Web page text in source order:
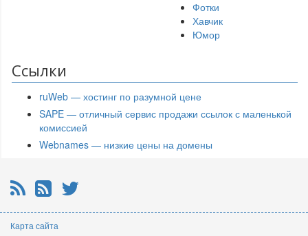
Фотки
Хавчик
Юмор
Ссылки
ruWeb — хостинг по разумной цене
SAPE — отличный сервис продажи ссылок с маленькой
комиссией
Webnames — низкие цены на домены
RSS Почтовая рассылка
Карта сайта